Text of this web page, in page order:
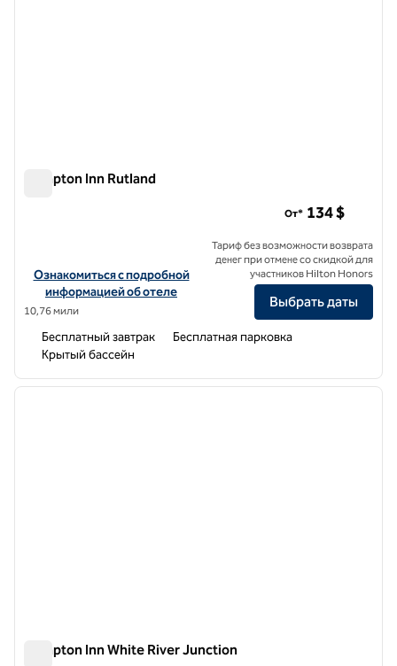
Hampton Inn Rutland
Посмотреть информацию об отеле Hampton Inn Rutland
Ознакомиться с подробной
информацией об отеле
10,76 мили
От* 134 $
Тариф без возможности возврата
денег при отмене со скидкой для
участников Hilton Honors
Выбрать даты
Бесплатный завтрак
Бесплатная парковка
Крытый бассейн
1 из 12
Hampton Inn White River Junction